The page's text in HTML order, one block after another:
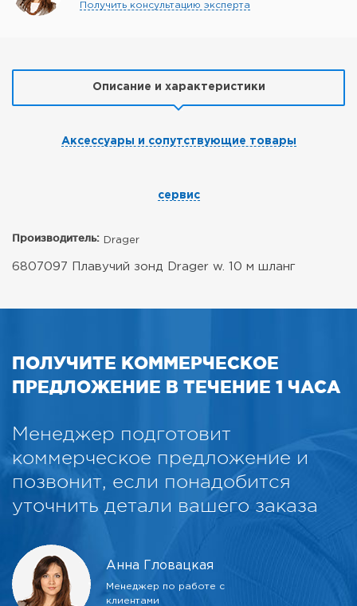
Получить консультацию эксперта
Описание и характеристики
Аксессуары и сопутствующие товары
сервис
Производитель: Drager
6807097 Плавучий зонд Drager w. 10 м шланг
ПОЛУЧИТЕ КОММЕРЧЕСКОЕ
ПРЕДЛОЖЕНИЕ В ТЕЧЕНИЕ 1 ЧАСА
Менеджер подготовит
коммерческое предложение и
позвонит, если понадобится
уточнить детали вашего заказа
Анна Гловацкая
Менеджер по работе с
клиентами